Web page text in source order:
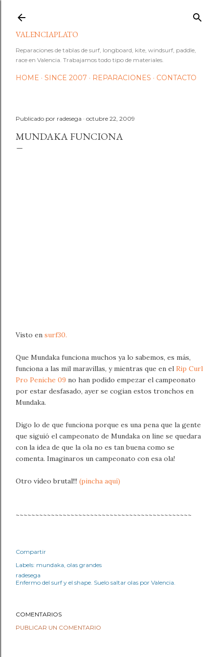
VALENCIAPLATO
Reparaciones de tablas de surf, longboard, kite, windsurf, paddle,
race en Valencia. Trabajamos todo tipo de materiales.
HOME SINCE 2007 REPARACIONES CONTACTO
Publicado por radesega octubre 22, 2009
MUNDAKA FUNCIONA
Visto en surf30.
Que Mundaka funciona muchos ya lo sabemos, es más,
funciona a las mil maravillas, y mientras que en el Rip Curl
Pro Peniche 09 no han podido empezar el campeonato
por estar desfasado, ayer se cogian estos tronchos en
Mundaka.
Digo lo de que funciona porque es una pena que la gente
que siguió el campeonato de Mundaka on line se quedara
con la idea de que la ola no es tan buena como se
comenta. Imaginaros un campeonato con esa ola!
Otro vídeo brutal!!! (pincha aquí)
~~~~~~~~~~~~~~~~~~~~~~~~~~~~~~~~~~~~~~~~~~~~~
Compartir
Labels: mundaka olas grandes
radesega
Enfermo del surf y el shape. Suelo saltar olas por Valencia.
COMENTARIOS
PUBLICAR UN COMENTARIO